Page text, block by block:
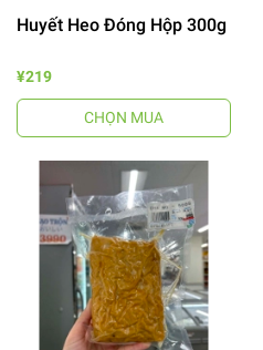
Huyết Heo Đóng Hộp 300g
¥219
CHỌN MUA